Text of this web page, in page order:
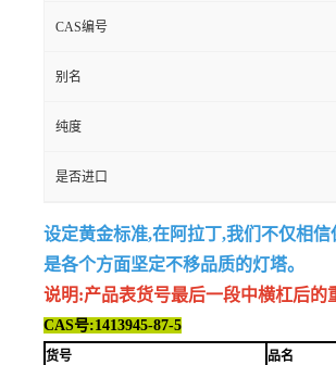
CAS编号
别名
纯度
是否进口
设定黄金标准,在阿拉丁,我们不仅相
是各个方面坚定不移品质的灯塔。
说明:产品表货号最后一段中横杠后的
CAS号:1413945-87-5
货号 品名